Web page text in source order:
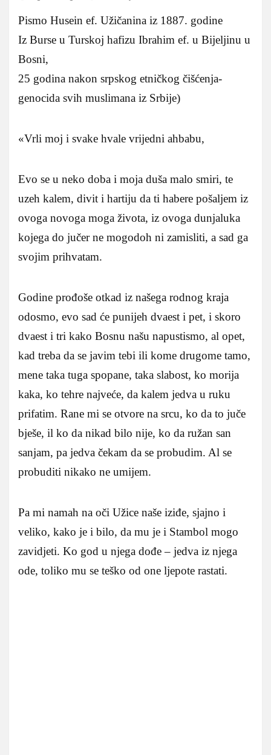
Pismo Husein ef. Užičanina iz 1887. godine
Iz Burse u Turskoj hafizu Ibrahim ef. u Bijeljinu u
Bosni,
25 godina nakon srpskog etničkog čišćenja-
genocida svih muslimana iz Srbije)
«Vrli moj i svake hvale vrijedni ahbabu,
Evo se u neko doba i moja duša malo smiri, te
uzeh kalem, divit i hartiju da ti habere pošaljem iz
ovoga novoga moga života, iz ovoga dunjaluka
kojega do jučer ne mogodoh ni zamisliti, a sad ga
svojim prihvatam.
Godine prođoše otkad iz našega rodnog kraja
odosmo, evo sad će punijeh dvaest i pet, i skoro
dvaest i tri kako Bosnu našu napustismo, al opet,
kad treba da se javim tebi ili kome drugome tamo,
mene taka tuga spopane, taka slabost, ko morija
kaka, ko tehre najveće, da kalem jedva u ruku
prifatim. Rane mi se otvore na srcu, ko da to juče
bješe, il ko da nikad bilo nije, ko da ružan san
sanjam, pa jedva čekam da se probudim. Al se
probuditi nikako ne umijem.
Pa mi namah na oči Užice naše iziđe, sjajno i
veliko, kako je i bilo, da mu je i Stambol mogo
zavidjeti. Ko god u njega dođe – jedva iz njega
ode, toliko mu se teško od one ljepote rastati.